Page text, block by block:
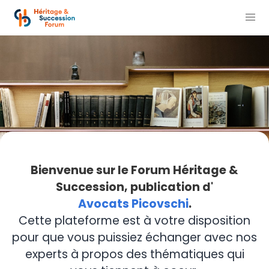
Bienvenue sur le Forum Héritage &
Succession, publication d'
Avocats Picovschi.
Cette plateforme est à votre disposition
pour que vous puissiez échanger avec nos
experts à propos des thématiques qui